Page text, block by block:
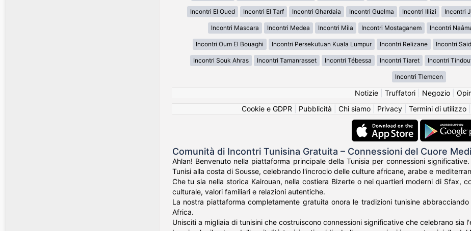
Incontri El Oued Incontri El Tarf Incontri Ghardaia Incontri Guelma Incontri Illizi Incontri
Incontri Mascara Incontri Medea Incontri Mila Incontri Mostaganem Incontri
Incontri Oum El Bouaghi Incontri Persekutuan Kuala Lumpur Incontri Relizane Incontri
Incontri Souk Ahras Incontri Tamanrasset Incontri Tébessa Incontri Tiaret Incontri
Incontri Tlemcen
Notizie| Truffatori| Negozio|
Cookie e GDPR
Pubblicità Chi siamo Privacy Termini di utilizzo
Comunità di Incontri Tunisina Gratuita – Connessioni del Cuore
Ahlan! Benvenuto nella piattaforma principale della Tunisia per connessioni
Tunisi alla costa di Sousse, celebrando l'incrocio delle culture africane, arabe e
Che tu sia nella storica Kairouan, nella costiera Bizerte o nei quartieri moderni di Sfax,
culturale, valori familiari e relazioni autentiche.
La nostra piattaforma completamente gratuita onora le tradizioni tunisine
Africa.
Unisciti a migliaia di tunisini che costruiscono connessioni significative che celebrano sia